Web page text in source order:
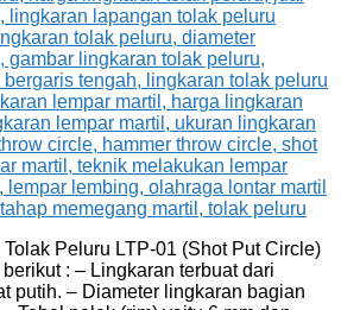
Peluru LTP-01 (Shot Put Circle)
: – Lingkaran terbuat dari
putih. – Diameter lingkaran bagian